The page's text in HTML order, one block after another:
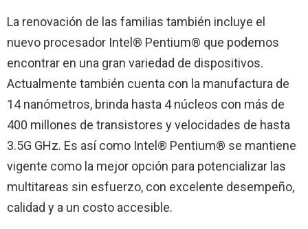
La renovación de las familias también incluye el
nuevo procesador Intel® Pentium® que podemos
encontrar en una gran variedad de dispositivos.
Actualmente también cuenta con la manufactura de
14 nanómetros, brinda hasta 4 núcleos con más de
400 millones de transistores y velocidades de hasta
3.5G GHz. Es así como Intel® Pentium® se mantiene
vigente como la mejor opción para potencializar las
multitareas sin esfuerzo, con excelente desempeño,
calidad y a un costo accesible.